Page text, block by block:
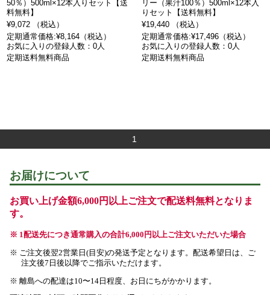
50％）500ml×12本入りセット【送
料無料】
¥9,072 （税込）
定期通常価格:¥8,164（税込）
お気に入りの登録人数：0人
定期送料無料商品
リー（果汁100％）500ml×12本入
りセット【送料無料】
¥19,440 （税込）
定期通常価格:¥17,496（税込）
お気に入りの登録人数：0人
定期送料無料商品
1